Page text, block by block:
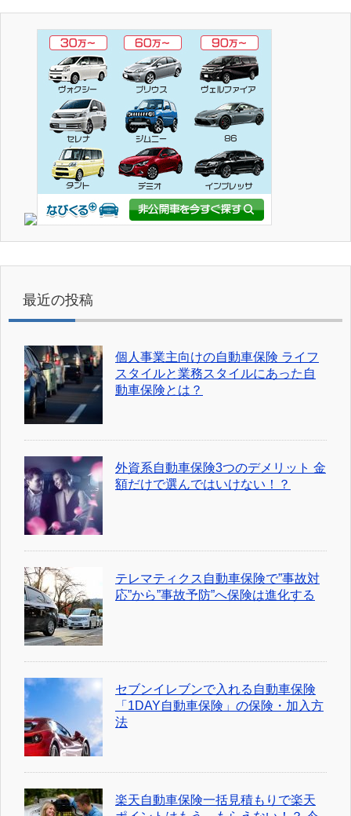
最近の投稿
個人事業主向けの自動車保険 ライフ
スタイルと業務スタイルにあった自
動車保険とは？
外資系自動車保険3つのデメリット 金
額だけで選んではいけない！？
テレマティクス自動車保険で”事故対
応”から”事故予防”へ保険は進化する
セブンイレブンで入れる自動車保険
「1DAY自動車保険」の保険・加入方
法
楽天自動車保険一括見積もりで楽天